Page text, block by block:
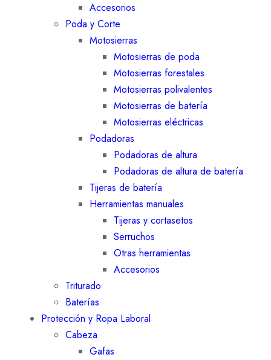
Accesorios
Poda y Corte
Motosierras
Motosierras de poda
Motosierras forestales
Motosierras polivalentes
Motosierras de batería
Motosierras eléctricas
Podadoras
Podadoras de altura
Podadoras de altura de batería
Tijeras de batería
Herramientas manuales
Tijeras y cortasetos
Serruchos
Otras herramientas
Accesorios
Triturado
Baterías
Protección y Ropa Laboral
Cabeza
Gafas